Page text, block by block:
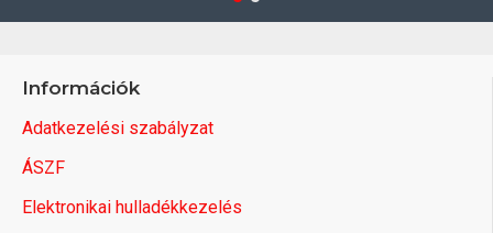
Információk
Adatkezelési szabályzat
ÁSZF
Elektronikai hulladékkezelés